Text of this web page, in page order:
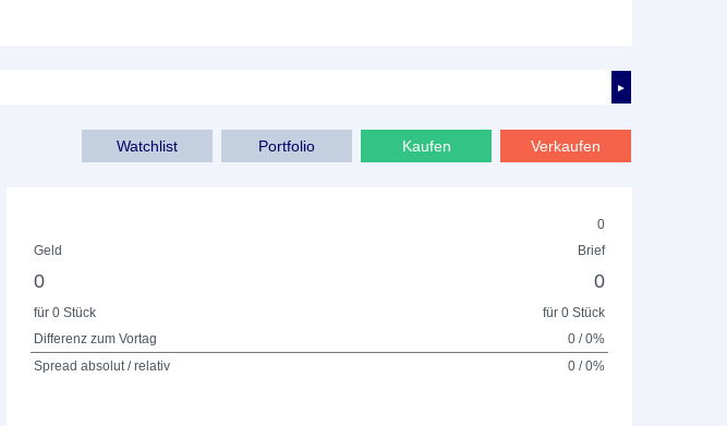
►
Verkaufen
Kaufen
Portfolio
Watchlist
0
Geld
Brief
0 0
für 0 Stück
für 0 Stück
Differenz zum Vortag
0 / 0%
Spread absolut / relativ
0 / 0%